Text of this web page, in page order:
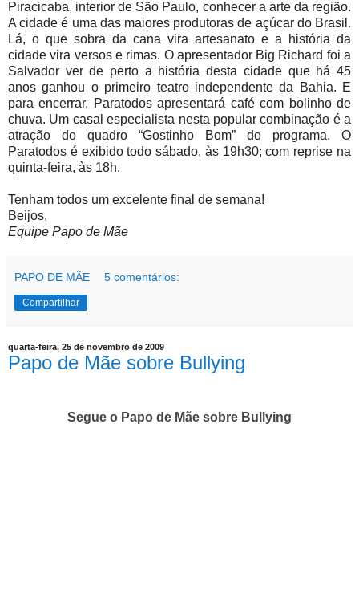
Piracicaba, interior de São Paulo, conhecer a arte da região.
A cidade é uma das maiores produtoras de açúcar do Brasil.
Lá, o que sobra da cana vira artesanato e a história da
cidade vira versos e rimas. O apresentador Big Richard foi a
Salvador ver de perto a história desta cidade que há 45
anos ganhou o primeiro teatro independente da Bahia. E
para encerrar, Paratodos apresentará café com bolinho de
chuva. Um casal especialista nesta popular combinação é a
atração do quadro “Gostinho Bom” do programa. O
Paratodos é exibido todo sábado, às 19h30; com reprise na
quinta-feira, às 18h.
Tenham todos um excelente final de semana!
Beijos,
Equipe Papo de Mãe
PAPO DE MÃE 5 comentários:
Compartilhar
quarta-feira, 25 de novembro de 2009
Papo de Mãe sobre Bullying
Segue o Papo de Mãe sobre Bullying